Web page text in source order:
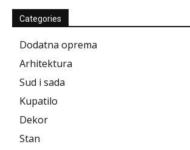
Categories
Dodatna oprema
Arhitektura
Sud i sada
Kupatilo
Dekor
Stan